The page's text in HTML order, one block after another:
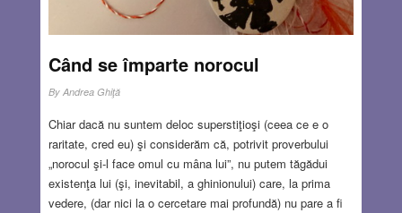
Când se împarte norocul
By Andrea Ghiţă
Chiar dacă nu suntem deloc superstiţioşi (ceea ce e o
raritate, cred eu) şi considerăm că, potrivit proverbului
„norocul şi-l face omul cu mâna lui”, nu putem tăgădui
existenţa lui (şi, inevitabil, a ghinionului) care, la prima
vedere, (dar nici la o cercetare mai profundă) nu pare a fi